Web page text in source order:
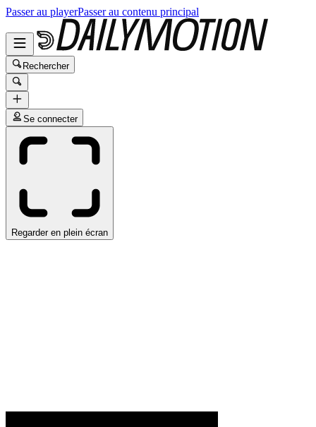
Passer au playerPasser au contenu principal
Rechercher
Se connecter
Regarder en plein écran